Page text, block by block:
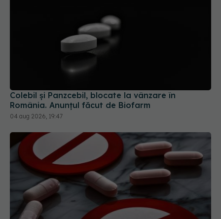
Colebil și Panzcebil, blocate la vânzare în
România. Anunțul făcut de Biofarm
04 aug 2026, 19:47